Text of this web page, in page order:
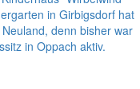
in Girbigsdorf hat
denn bisher war
in Oppach aktiv.